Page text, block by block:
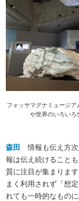
フォッサマグナミュージ
や世界のいろいろ
森田
情報も伝え方
報は伝え続けること
質に注目が集まりま
まく利用されず「想
れても一時的なもの